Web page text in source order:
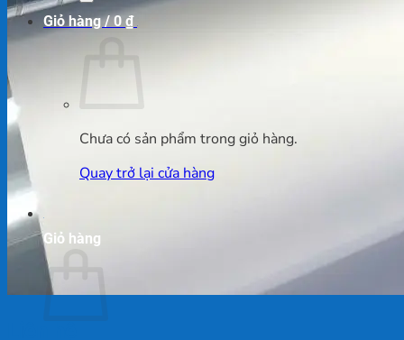
Giỏ hàng /0 ₫
Chưa có sản phẩm trong giỏ hàng.
Quay trở lại cửa hàng
Giỏ hàng